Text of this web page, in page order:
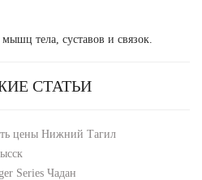
тела, суставов и связок.
СТАТЬИ
цены Нижний Тагил
Series Чадан